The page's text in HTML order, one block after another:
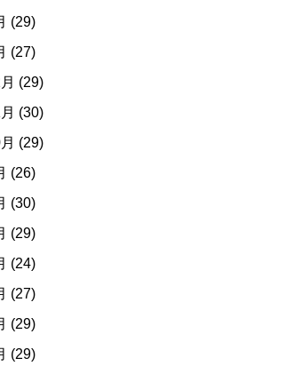
(29)
(27)
(29)
(30)
(29)
(26)
(30)
(29)
(24)
(27)
(29)
(29)